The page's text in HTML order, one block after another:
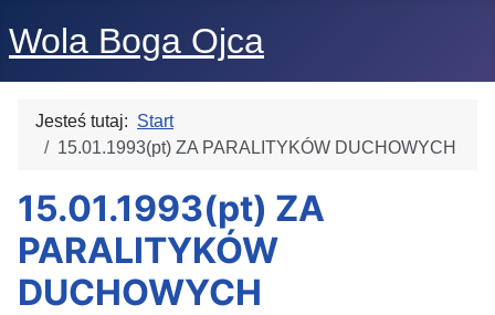
Wola Boga Ojca
Jesteś tutaj: Start
15.01.1993(pt) ZA PARALITYKÓW DUCHOWYCH
15.01.1993(pt) ZA
PARALITYKÓW
DUCHOWYCH